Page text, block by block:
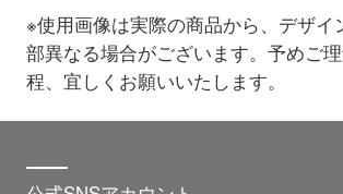
※使用画像は実際の商品から、デザイ
部異なる場合がございます。予めご
程、宜しくお願いいたします。